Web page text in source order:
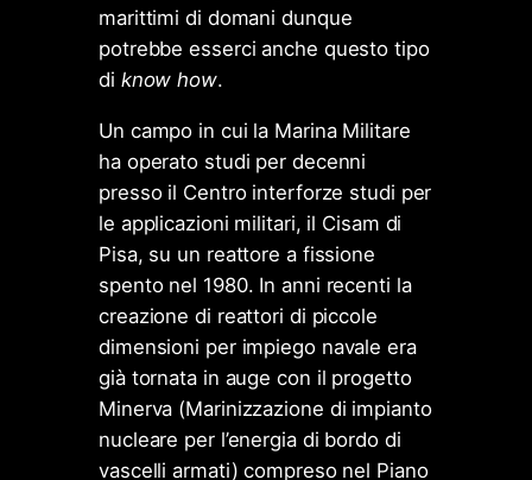
marittimi di domani dunque
potrebbe esserci anche questo tipo
di know how.
Un campo in cui la Marina Militare
ha operato studi per decenni
presso il Centro interforze studi per
le applicazioni militari, il Cisam di
Pisa, su un reattore a fissione
spento nel 1980. In anni recenti la
creazione di reattori di piccole
dimensioni per impiego navale era
già tornata in auge con il progetto
Minerva (Marinizzazione di impianto
nucleare per l’energia di bordo di
vascelli armati) compreso nel Piano